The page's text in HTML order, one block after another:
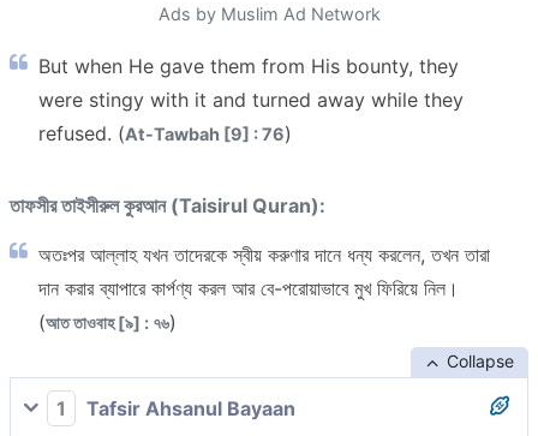
Ads by Muslim Ad Network
But when He gave them from His bounty, they
were stingy with it and turned away while they
refused. (At-Tawbah [9] : 76)
তাফসীর তাইসীরুল কুরআন (Taisirul Quran):
অতঃপর আল্লাহ যখন তাদেরকে স্বীয় করুণার দানে ধন্য করলেন, তখন তারা
দান করার ব্যাপারে কার্পণ্য করল আর বে-পরোয়াভাবে মুখ ফিরিয়ে নিল।
(আত তাওবাহ [৯] : ৭৬)
Collapse
1 Tafsir Ahsanul Bayaan